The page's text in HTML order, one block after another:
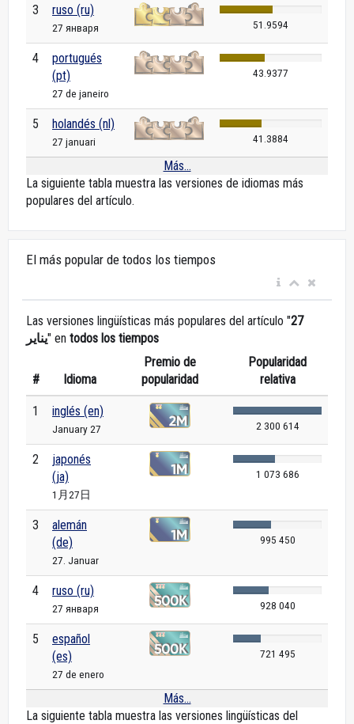
3 ruso (ru)
27 января 51.9594
4
portugués
(pt)
27 de janeiro
43.9377
5 holandés (nl)
27 januari 41.3884
Más...
La siguiente tabla muestra las versiones de idiomas más
populares del artículo.
El más popular de todos los tiempos
Las versiones lingüísticas más populares del artículo "27
يناير" en todos los tiempos
# Idioma
Premio de
popularidad
Popularidad
relativa
1 inglés (en)
January 27 2 300 614
2
japonés
(ja)
1月27日
1 073 686
3
alemán
(de)
27. Januar
995 450
4 ruso (ru)
27 января 928 040
5
español
(es)
27 de enero
721 495
Más...
La siguiente tabla muestra las versiones lingüísticas del